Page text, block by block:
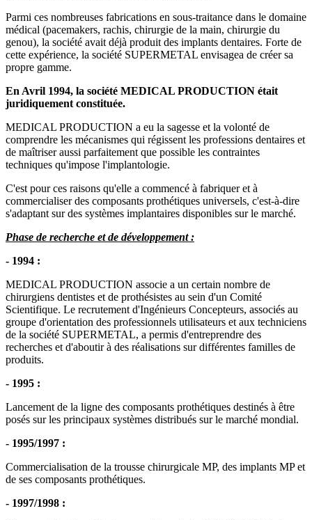
Parmi ces nombreuses fabrications en sous-traitance dans le domaine
médical (pacemakers, rachis, chirurgie de la main, chirurgie du
genou), la société avait déjà produit des implants dentaires. Forte de
cette expérience, la société SUPERMETAL envisagea de créer sa
propre gamme.
En Avril 1994, la société MEDICAL PRODUCTION était
juridiquement constituée.
MEDICAL PRODUCTION a eu la sagesse et la volonté de
comprendre les mécanismes qui régissent les professions dentaires et
de maîtriser aussi parfaitement que possible les contraintes
techniques qu'impose l'implantologie.
C'est pour ces raisons qu'elle a commencé à fabriquer et à
commercialiser des composants prothétiques universels, c'est-à-dire
s'adaptant sur des systèmes implantaires disponibles sur le marché.
Phase de recherche et de développement :
- 1994 :
MEDICAL PRODUCTION associe a un certain nombre de
chirurgiens dentistes et de prothésistes au sein d'un Comité
Scientifique. Le recrutement d'Ingénieurs Concepteurs, associés au
groupe d'orientation des professionnels utilisateurs et aux techniciens
de la société SUPERMETAL, a permis d'entreprendre des
recherches et d'aboutir à des réalisations sur différentes familles de
produits.
- 1995 :
Lancement de la ligne des composants prothétiques destinés à être
posés sur les principaux systèmes distribués sur le marché mondial.
- 1995/1997 :
Commercialisation de la trousse chirurgicale MP, des implants MP et
de ses composants prothétiques.
- 1997/1998 :